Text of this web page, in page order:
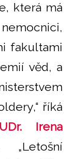
která má
fakultami
věd, a
říká
Irena
„Letošní